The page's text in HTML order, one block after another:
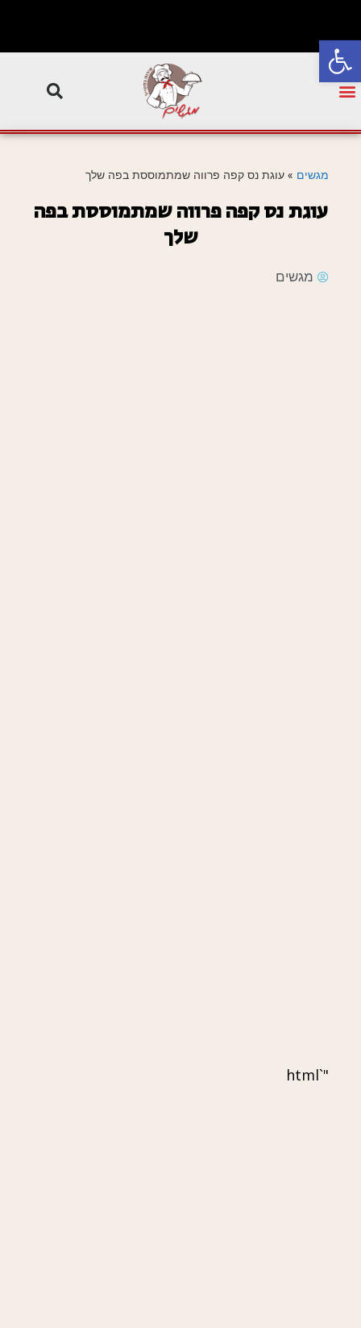
פתח סרגל נגישות
מגשים » עוגת נס קפה פרווה שמתמוססת בפה שלך
עוגת נס קפה פרווה שמתמוססת בפה
שלך
מגשים
"`html